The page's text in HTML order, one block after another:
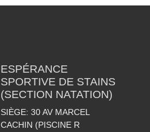
ESPÉRANCE
SPORTIVE DE STAINS
(SECTION NATATION)
SIÈGE: 30 AV MARCEL
CACHIN (PISCINE R